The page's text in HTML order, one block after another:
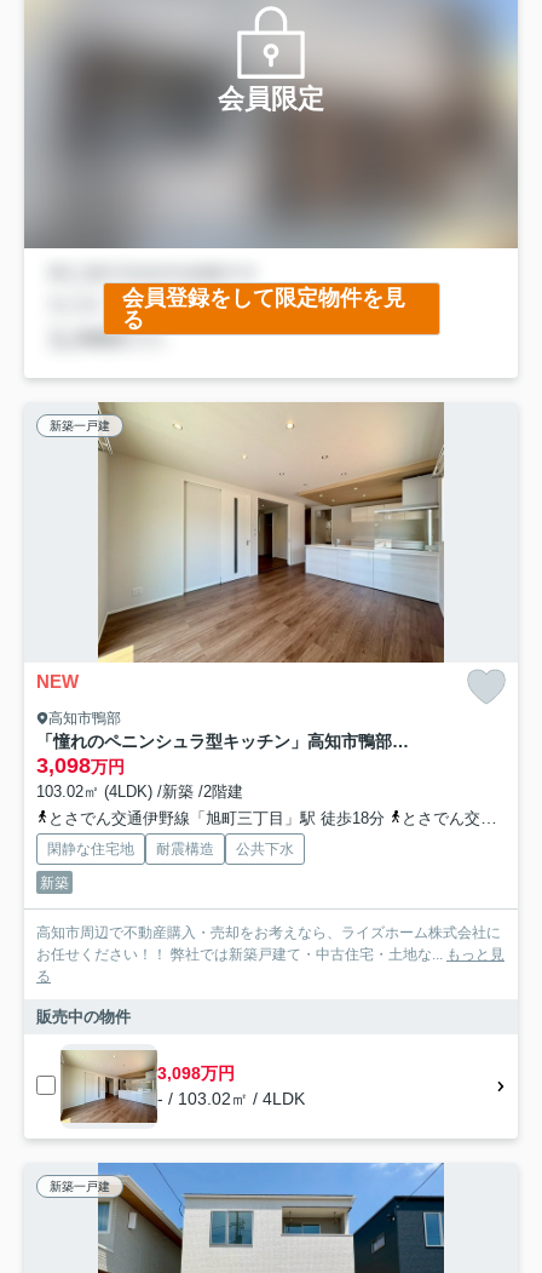
会員限定
会員登録をして限定物件を見
る
新築一戸建
NEW
高知市鴨部
「憧れのペニンシュラ型キッチン」高知市鴨部9 新築一戸建て
3,098万円
103.02㎡ (4LDK) /新築 /2階建
とさでん交通伊野線「旭町三丁目」駅 徒歩18分
とさでん交通「鏡川団地前」バス停下車 徒歩4分
閑静な住宅地 耐震構造
公共下水
新築
高知市周辺で不動産購入・売却をお考えなら、ライズホーム株式会社に
お任せください！！ 弊社では新築戸建て・中古住宅・土地な... もっと見
る
販売中の物件
3,098万円
- / 103.02㎡ / 4LDK
新築一戸建